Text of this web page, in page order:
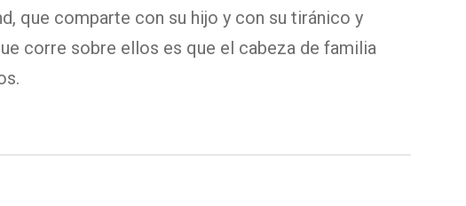
que comparte con su hijo y con su tiránico y
corre sobre ellos es que el cabeza de familia